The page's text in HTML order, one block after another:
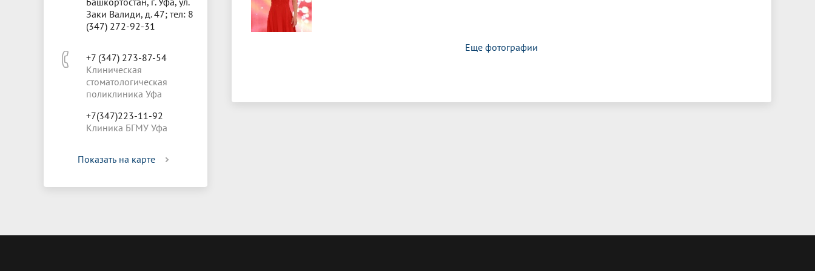
Заки Валиди, д. 47; тел: 8
(347) 272-92-31
+7 (347) 273-87-54
Клиническая
стоматологическая
поликлиника Уфа
+7(347)223-11-92
Клиника БГМУ Уфа
Показать на карте
Еще фотографии